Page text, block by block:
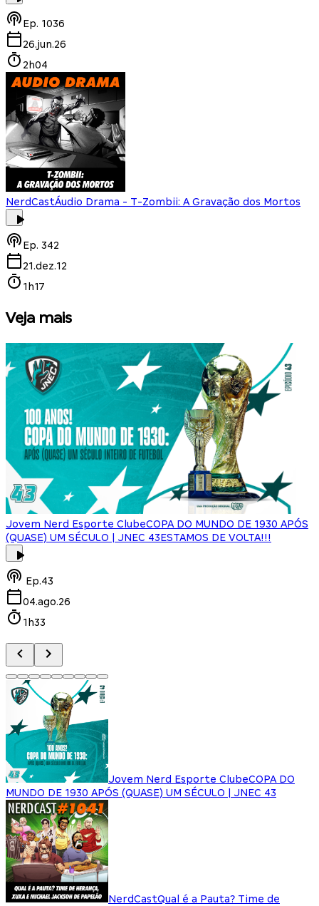
Ep. 1036
26.jun.26
2h04
NerdCastÁudio Drama - T-Zombii: A Gravação dos Mortos
Ep. 342
21.dez.12
1h17
Veja mais
Jovem Nerd Esporte ClubeCOPA DO MUNDO DE 1930 APÓS
(QUASE) UM SÉCULO | JNEC 43ESTAMOS DE VOLTA!!!
Ep.43
04.ago.26
1h33
Jovem Nerd Esporte ClubeCOPA DO
MUNDO DE 1930 APÓS (QUASE) UM SÉCULO | JNEC 43
NerdCastQual é a Pauta? Time de